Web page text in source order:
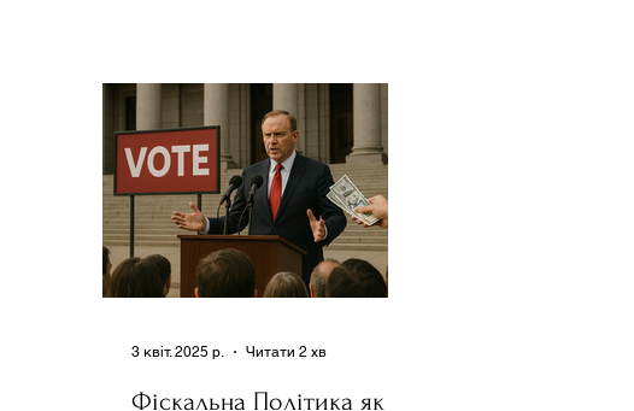
Фіскальна Політика як
3 квіт. 2025 р. Читати 2 хв